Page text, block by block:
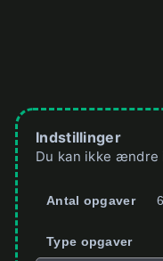
Indstillinger
Du kan ikke ændre
Antal opgaver 6
Type opgaver